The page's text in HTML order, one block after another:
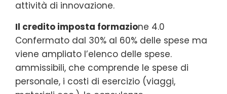
attività di innovazione.
Il credito imposta formazione 4.0
Confermato dal 30% al 60% delle spese ma
viene ampliato l’elenco delle spese.
ammissibili, che comprende le spese di
personale, i costi di esercizio (viaggi,